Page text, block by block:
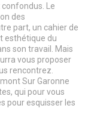
Le
des
part, un cahier de
esthétique du
son travail. Mais
vous proposer
rencontrez.
Sur Garonne
qui pour vous
pour esquisser les